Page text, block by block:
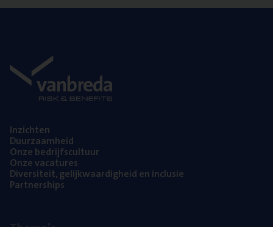
Inzich­ten
Duur­zaam­heid
Onze bedrijfs­cul­tuur
Onze vaca­tu­res
Diver­si­teit, gelijk­waar­dig­heid en inclusie
Part­ner­ships